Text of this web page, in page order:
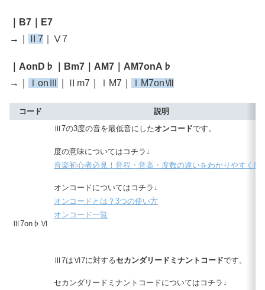
｜B7｜E7
→｜
Ⅱ7 ｜Ⅴ7
｜AonD♭｜Bm7｜AM7｜AM7onA♭
→｜
ⅠonⅢ ｜Ⅱm7｜ⅠM7｜ ⅠM7onⅦ
コード 説明
Ⅲ7on♭Ⅵ
Ⅲ7の3度の音を最低音にしたオンコードです。
度の意味についてはコチラ↓
音楽初心者必見！音程・音高・度数の違いをわかりやすく解
オンコードについてはコチラ↓
オンコードとは？3つの使い方
オンコード一覧
Ⅲ7はⅥ7に対するセカンダリードミナントコードです。
セカンダリードミナントコードについてはコチラ↓